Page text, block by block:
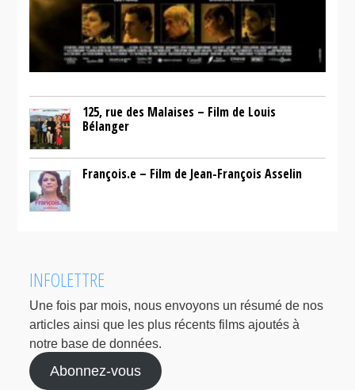
125, rue des Malaises – Film de Louis
Bélanger
François.e – Film de Jean-François Asselin
INFOLETTRE
Une fois par mois, nous envoyons un résumé de nos
articles ainsi que les plus récents films ajoutés à
notre base de données.
Abonnez-vous